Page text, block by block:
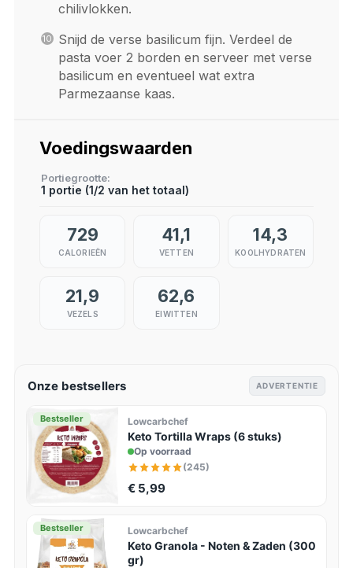
chilivlokken.
Snijd de verse basilicum fijn. Verdeel de
pasta voer 2 borden en serveer met verse
basilicum en eventueel wat extra
Parmezaanse kaas.
Voedingswaarden
Portiegrootte
1 portie (1/2 van het totaal)
729
CALORIEËN
41,1
VETTEN
14,3
KOOLHYDRATEN
21,9
VEZELS
62,6
EIWITTEN
Onze bestsellers ADVERTENTIE
Bestseller Lowcarbchef
Keto Tortilla Wraps (6 stuks)
Op voorraad
(245)
€ 5,99
Bestseller Lowcarbchef
Keto Granola - Noten & Zaden (300
gr)